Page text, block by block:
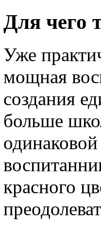
Для чего
Уже
мощная
создания
больше
красного